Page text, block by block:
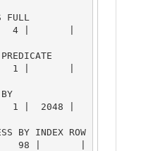
4 |       |
1 |       |
|  2048 |
BY INDEX ROW
98 |       |